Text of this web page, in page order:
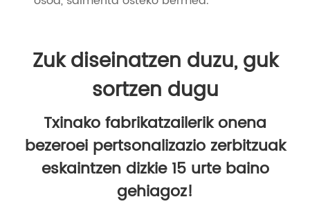
Zuk diseinatzen duzu, guk
sortzen dugu
Txinako fabrikatzailerik onena
bezeroei pertsonalizazio zerbitzuak
eskaintzen dizkie 15 urte baino
gehiagoz!